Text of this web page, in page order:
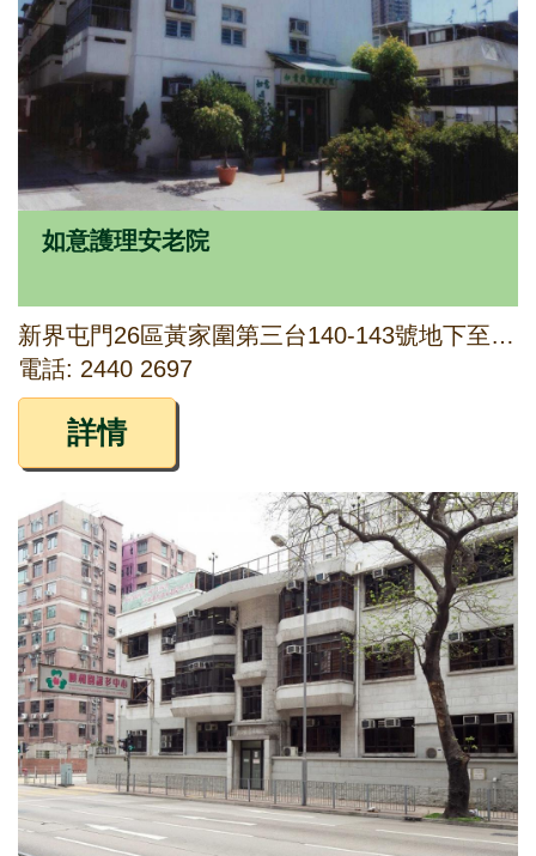
如意護理安老院
新界屯門26區黃家圍第三台140-143號地下至三樓
電話: 2440 2697
詳情